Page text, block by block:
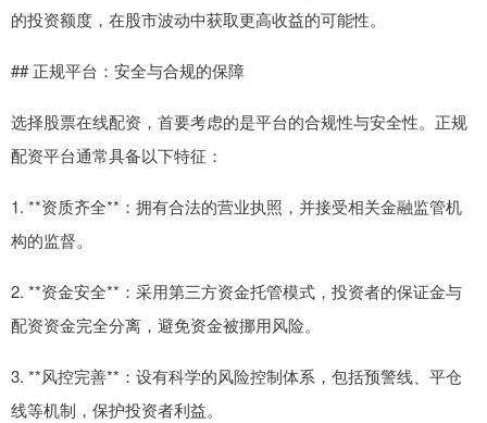
的投资额度，在股市波动中获取更高收益的可能性。
## 正规平台：安全与合规的保障
选择股票在线配资，首要考虑的是平台的合规性与安全性。正规
配资平台通常具备以下特征：
1. **资质齐全**：拥有合法的营业执照，并接受相关金融监管机
构的监督。
2. **资金安全**：采用第三方资金托管模式，投资者的保证金与
配资资金完全分离，避免资金被挪用风险。
3. **风控完善**：设有科学的风险控制体系，包括预警线、平仓
线等机制，保护投资者利益。